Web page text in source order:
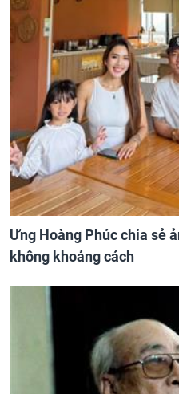
Ưng Hoàng Phúc chia sẻ
không khoảng cách